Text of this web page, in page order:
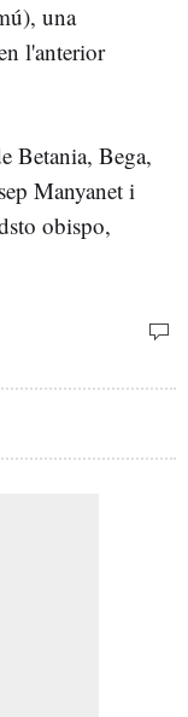
una
l'anterior
Betania, Bega,
Manyanet i
obispo,